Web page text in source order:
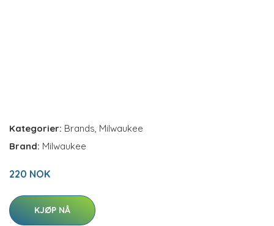
Kategorier: Brands, Milwaukee
Brand: Milwaukee
220 NOK
KJØP NÅ